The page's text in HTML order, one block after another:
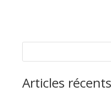
Articles récents